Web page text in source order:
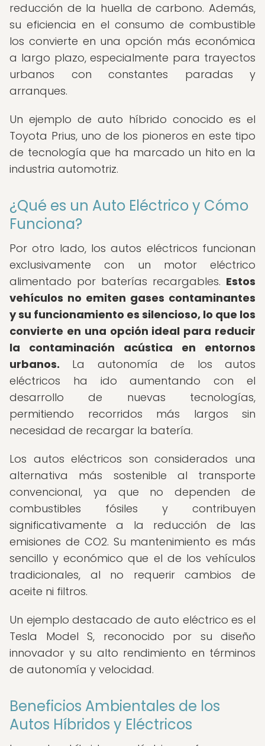
reducción de la huella de carbono. Además,
su eficiencia en el consumo de combustible
los convierte en una opción más económica
a largo plazo, especialmente para trayectos
urbanos con constantes paradas y
arranques.
Un ejemplo de auto híbrido conocido es el
Toyota Prius, uno de los pioneros en este tipo
de tecnología que ha marcado un hito en la
industria automotriz.
¿Qué es un Auto Eléctrico y Cómo
Funciona?
Por otro lado, los autos eléctricos funcionan
exclusivamente con un motor eléctrico
alimentado por baterías recargables. Estos
vehículos no emiten gases contaminantes
y su funcionamiento es silencioso, lo que los
convierte en una opción ideal para reducir
la contaminación acústica en entornos
urbanos. La autonomía de los autos
eléctricos ha ido aumentando con el
desarrollo de nuevas tecnologías,
permitiendo recorridos más largos sin
necesidad de recargar la batería.
Los autos eléctricos son considerados una
alternativa más sostenible al transporte
convencional, ya que no dependen de
combustibles fósiles y contribuyen
significativamente a la reducción de las
emisiones de CO2. Su mantenimiento es más
sencillo y económico que el de los vehículos
tradicionales, al no requerir cambios de
aceite ni filtros.
Un ejemplo destacado de auto eléctrico es el
Tesla Model S, reconocido por su diseño
innovador y su alto rendimiento en términos
de autonomía y velocidad.
Beneficios Ambientales de los
Autos Híbridos y Eléctricos